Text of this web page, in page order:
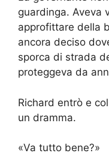
guardinga. Aveva
approfittare della
ancora deciso
sporca di strada
proteggeva da
Richard entrò e
un dramma.
«Va tutto bene?»